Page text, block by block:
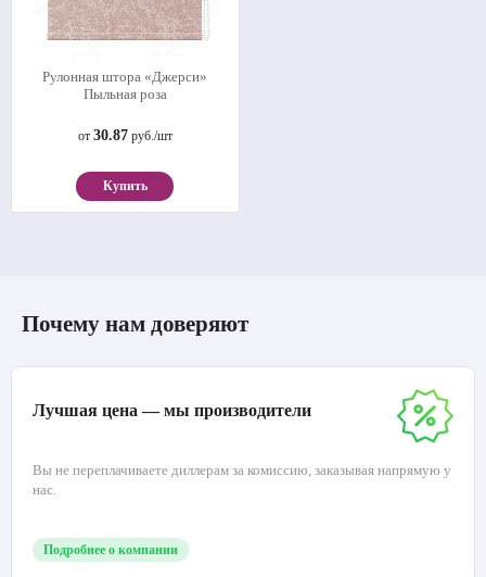
Рулонная штора «Джерси»
Пыльная роза
от 30.87руб./шт
Купить
Почему нам доверяют
Лучшая цена — мы производители
Вы не переплачиваете диллерам за комиссию, заказывая напрямую у
нас.
Подробнее о компании